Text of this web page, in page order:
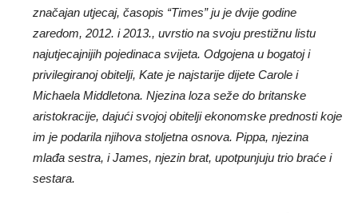
značajan utjecaj, časopis “Times” ju je dvije godine
zaredom, 2012. i 2013., uvrstio na svoju prestižnu listu
najutjecajnijih pojedinaca svijeta. Odgojena u bogatoj i
privilegiranoj obitelji, Kate je najstarije dijete Carole i
Michaela Middletona. Njezina loza seže do britanske
aristokracije, dajući svojoj obitelji ekonomske prednosti koje
im je podarila njihova stoljetna osnova. Pippa, njezina
mlađa sestra, i James, njezin brat, upotpunjuju trio braće i
sestara.